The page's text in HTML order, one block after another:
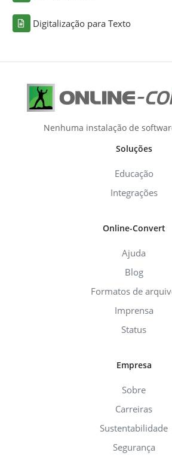
Digitalização para Texto
Nenhuma instalação de
Soluções
Educação
Integrações
Online-Convert
Ajuda
Blog
Formatos de
Imprensa
Status
Empresa
Sobre
Carreiras
Sustentabilidade
Segurança